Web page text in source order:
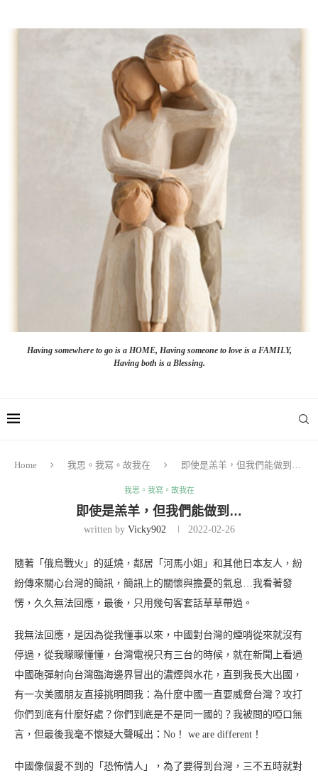
Having somewhere to go is a HOME, Having someone to love is a FAMILY,
Having both is a Blessing.
Home 我思。我寫。故我在 即使是羔羊，但我們能做到…
我思。我寫。故我在
即使是羔羊，但我們能做到…
written by Vicky902 2022-02-26
隨著「俄烏戰火」的延燒，鄰居「河馬小姐」和其他日本友人，紛
紛傳來關心台灣的簡訊，簡訊上的關懷與擔憂的氣息…我看著發
愣，久久無法回應，最後，只用幾句客套話草草帶過。
我無法回應，是因為從我懂事以來，中國對台灣的煙哨從來就沒有
停過，從我矇矇懂懂，台灣電視只有三台的時候，就在新聞上看過
中國砲彈射向台灣臨海邊界冒出的濃煙與水花，直到我長大出國，
有一次美國朋友直接挑明問我：為什麼中國一直要威脅台灣？攻打
你們到底有什麼好處？你們到底是不是同一國的？我被問的啞口無
言，但最後我毫不懷疑大聲喊出：No！ we are different！
中國像個愛不到的「恐怖情人」，為了要得到台灣，三不五時就對